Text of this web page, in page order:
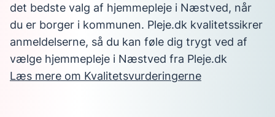
det bedste valg af hjemmepleje i Næstved, når
du er borger i kommunen. Pleje.dk kvalitetssikrer
anmeldelserne, så du kan føle dig trygt ved af
vælge hjemmepleje i Næstved fra Pleje.dk
Læs mere om Kvalitetsvurderingerne